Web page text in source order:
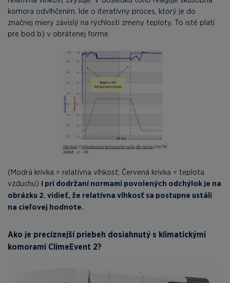
komora odvlhčením. Ide o iteratívny proces, ktorý je do
značnej miery závislý na rýchlosti zmeny teploty. To isté platí
pre bod b) v obrátenej forme.
(Modrá krivka = relatívna vlhkosť; Červená krivka = teplota
vzduchu) I pri dodržaní normami povolených odchýlok je na
obrázku 2. vidieť, že relatívna vlhkosť sa postupne ustáli
na cieľovej hodnote.
Ako je precíznejší priebeh dosiahnutý s klimatickými
komorami ClimeEvent 2?